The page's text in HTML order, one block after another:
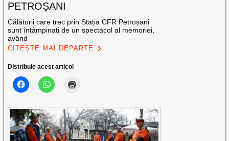
PETROȘANI
Călătorii care trec prin Stația CFR Petroșani
sunt întâmpinați de un spectacol al memoriei,
având
CITEȘTE MAI DEPARTE
Distribuie acest articol